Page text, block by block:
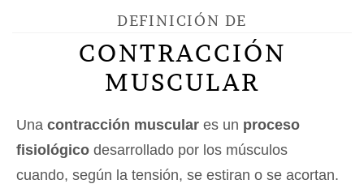
DEFINICIÓN DE
CONTRACCIÓN
MUSCULAR
Una contracción muscular es un proceso
fisiológico desarrollado por los músculos
cuando, según la tensión, se estiran o se acortan.